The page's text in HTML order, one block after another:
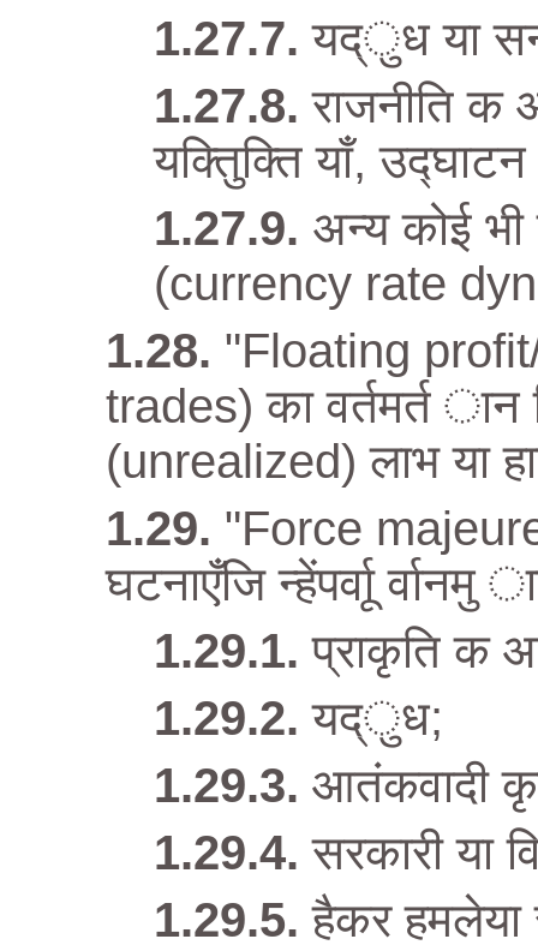
यद्ुध या
राजनीति क
यक्तिुक्ति याँ,
अन्य कोई भी
(currency rate
"Floating
trades) का वर्तमर्त
(unrealized) लाभ या
"Force
घटनाएँजि न्हेंपर्वाू
प्राकृति क
यद्ुध;
आतंकवादी
सरकारी या
हैकर हमलेया